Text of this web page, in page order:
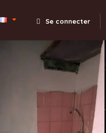
Se connecter